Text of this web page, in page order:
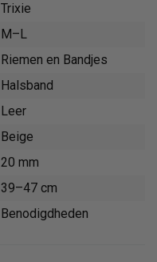
Trixie
M–L
Riemen en Bandjes
Halsband
Leer
Beige
20 mm
39–47 cm
Benodigdheden